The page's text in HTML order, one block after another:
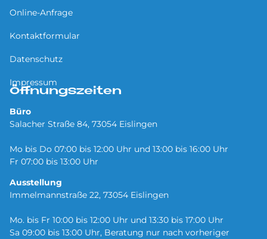
Online-Anfrage
Kontaktformular
Datenschutz
Impressum
Öffnungszeiten
Büro
Salacher Straße 84, 73054 Eislingen
Mo bis Do 07:00 bis 12:00 Uhr und 13:00 bis 16:00 Uhr
Fr 07:00 bis 13:00 Uhr
Ausstellung
Immelmannstraße 22, 73054 Eislingen
Mo. bis Fr 10:00 bis 12:00 Uhr und 13:30 bis 17:00 Uhr
Sa 09:00 bis 13:00 Uhr, Beratung nur nach vorheriger